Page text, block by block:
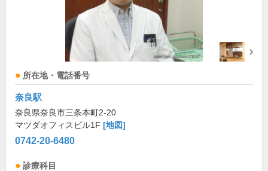
所在地・電話番号
奈良駅
奈良県奈良市三条本町2-20
マツダオフィスビル1F [地図]
0742-20-6480
診療科目